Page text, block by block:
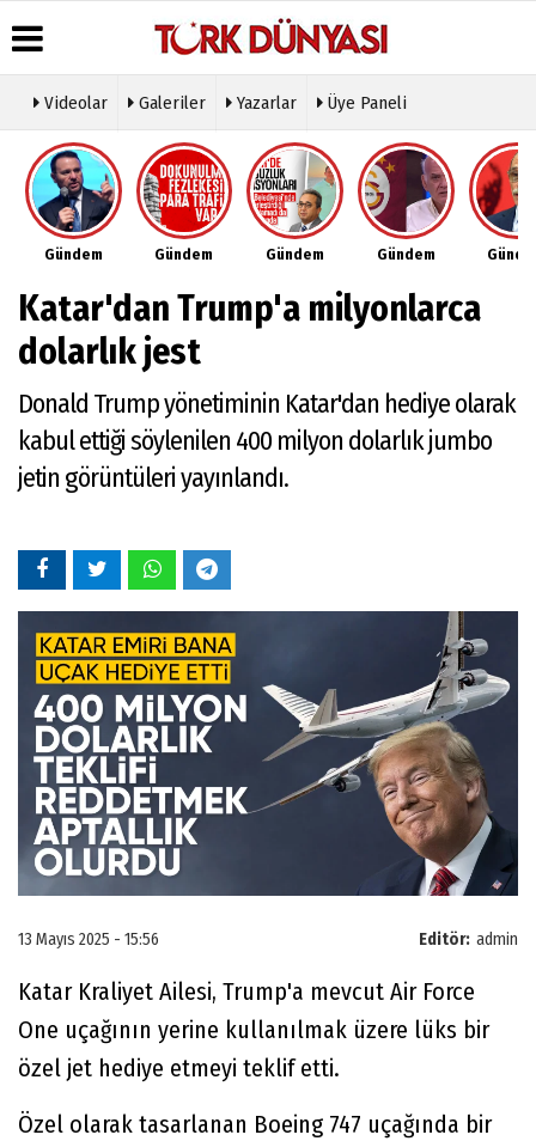
Üye Paneli
Haber
Arşivi
Gazete
Arşivi
Günün
Haberleri
Hava
Durumu
Gazete
Manşetleri
Anketler
Biyografiler
Köşe
Yazarları
Video
Galeri
Foto
Etkinlikler
Künye
İletişim
Çerez
Politikası
Videolar Galeriler Yazarlar Üye Paneli
Gündem Gündem Gündem Gündem
Katar'dan Trump'a milyonlarca
dolarlık jest
Donald Trump yönetiminin Katar'dan hediye olarak
kabul ettiği söylenilen 400 milyon dolarlık jumbo
jetin görüntüleri yayınlandı.
Editör: admin
13 Mayıs 2025 - 15:56
Katar Kraliyet Ailesi, Trump'a mevcut Air Force
One uçağının yerine kullanılmak üzere lüks bir
özel jet hediye etmeyi teklif etti.
Özel olarak tasarlanan Boeing 747 uçağında bir